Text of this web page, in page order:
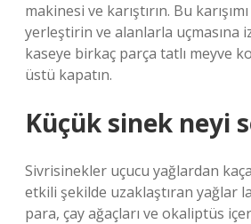
makinesi ve karıştırın. Bu
yerleştirin ve alanlarla uçmasına
kaseye birkaç parça tatlı meyve
üstü kapatın.
Küçük sinek neyi
Sivrisinekler uçucu yağlardan
etkili şekilde uzaklaştıran yağlar
para, çay ağaçları ve okaliptüs